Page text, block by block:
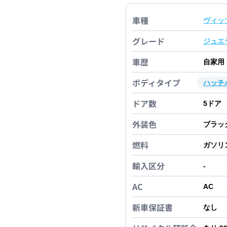
車種 ヴィッ
グレード ジュエ
車歴 自家用
ボディタイプ ハッチ
ドア数 5 ドア
外装色 ブラッ
燃料 ガソリ
輸入区分 -
AC AC
新車保証書 なし